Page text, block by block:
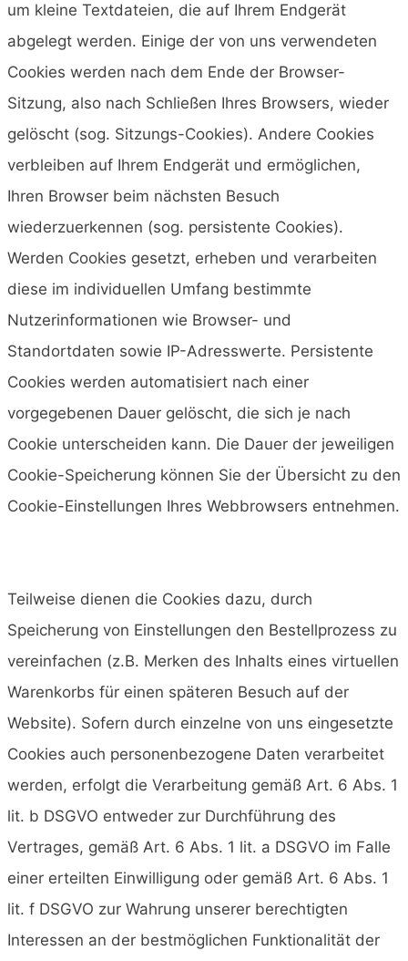
um kleine Textdateien, die auf Ihrem Endgerät
abgelegt werden. Einige der von uns verwendeten
Cookies werden nach dem Ende der Browser-
Sitzung, also nach Schließen Ihres Browsers, wieder
gelöscht (sog. Sitzungs-Cookies). Andere Cookies
verbleiben auf Ihrem Endgerät und ermöglichen,
Ihren Browser beim nächsten Besuch
wiederzuerkennen (sog. persistente Cookies).
Werden Cookies gesetzt, erheben und verarbeiten
diese im individuellen Umfang bestimmte
Nutzerinformationen wie Browser- und
Standortdaten sowie IP-Adresswerte. Persistente
Cookies werden automatisiert nach einer
vorgegebenen Dauer gelöscht, die sich je nach
Cookie unterscheiden kann. Die Dauer der jeweiligen
Cookie-Speicherung können Sie der Übersicht zu den
Cookie-Einstellungen Ihres Webbrowsers entnehmen.
Teilweise dienen die Cookies dazu, durch
Speicherung von Einstellungen den Bestellprozess zu
vereinfachen (z.B. Merken des Inhalts eines virtuellen
Warenkorbs für einen späteren Besuch auf der
Website). Sofern durch einzelne von uns eingesetzte
Cookies auch personenbezogene Daten verarbeitet
werden, erfolgt die Verarbeitung gemäß Art. 6 Abs. 1
lit. b DSGVO entweder zur Durchführung des
Vertrages, gemäß Art. 6 Abs. 1 lit. a DSGVO im Falle
einer erteilten Einwilligung oder gemäß Art. 6 Abs. 1
lit. f DSGVO zur Wahrung unserer berechtigten
Interessen an der bestmöglichen Funktionalität der